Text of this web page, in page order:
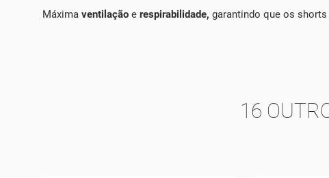
Máxima ventilação e respirabilidade, garantindo que os
16